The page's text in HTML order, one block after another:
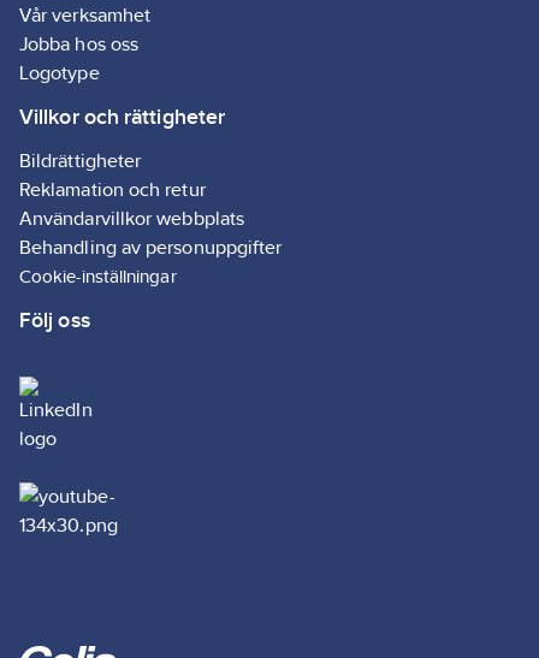
Vår verksamhet
Jobba hos oss
Logotype
Villkor och rättigheter
Bildrättigheter
Reklamation och retur
Användarvillkor webbplats
Behandling av personuppgifter
Cookie-inställningar
Följ oss